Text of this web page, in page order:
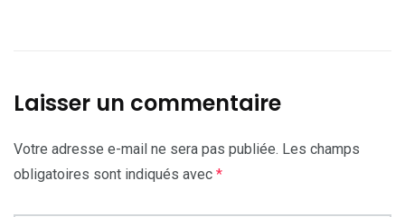
Laisser un commentaire
Votre adresse e-mail ne sera pas publiée. Les champs
obligatoires sont indiqués avec *